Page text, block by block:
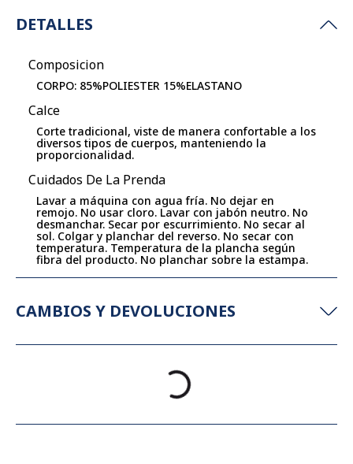
DETALLES
Composicion
CORPO: 85%POLIESTER 15%ELASTANO
Calce
Corte tradicional, viste de manera confortable a los
diversos tipos de cuerpos, manteniendo la
proporcionalidad.
Cuidados De La Prenda
Lavar a máquina con agua fría. No dejar en
remojo. No usar cloro. Lavar con jabón neutro. No
desmanchar. Secar por escurrimiento. No secar al
sol. Colgar y planchar del reverso. No secar con
temperatura. Temperatura de la plancha según
fibra del producto. No planchar sobre la estampa.
CAMBIOS Y DEVOLUCIONES